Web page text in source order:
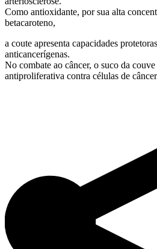
Como antioxidante, por sua alta
betacaroteno,
a coute apresenta capacidades
anticancerígenas.
No combate ao câncer, o suco da
antiproliferativa contra células de